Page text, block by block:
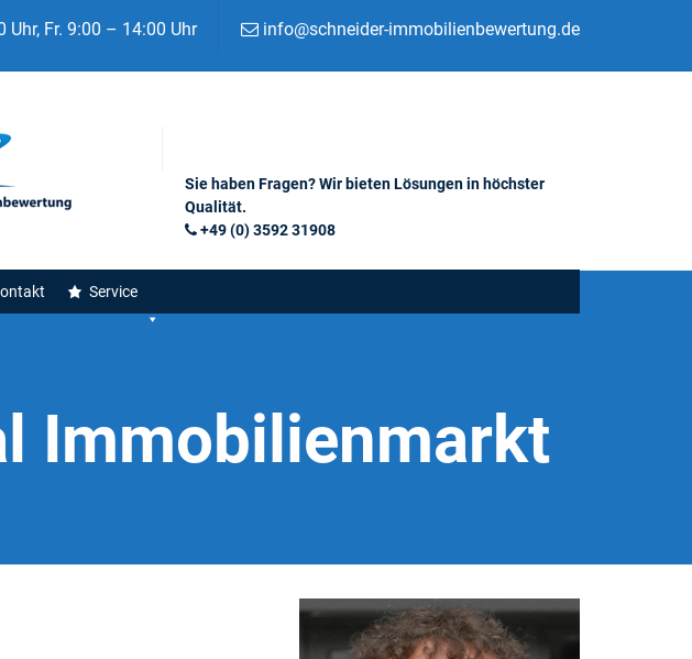
Fr. 9:00 – 14:00 Uhr info@schneider-immobilienbewertung.de
Sie haben Fragen? Wir bieten Lösungen in höchster
Qualität.
+49 (0) 3592 31908
Service
Immobilienmarkt